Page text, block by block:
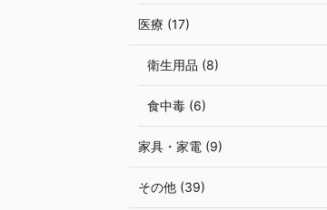
医療 (17)
衛生用品 (8)
食中毒 (6)
家具・家電 (9)
その他 (39)